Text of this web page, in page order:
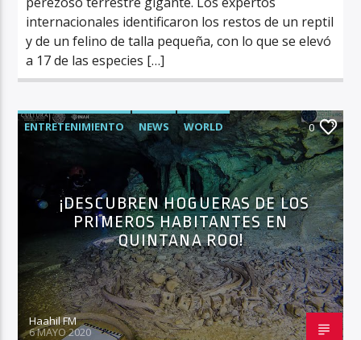
internacionales identificaron los restos de un reptil
y de un felino de talla pequeña, con lo que se elevó
a 17 de las especies […]
ENTRETENIMIENTO NEWS WORLD 0
¡DESCUBREN HOGUERAS DE LOS
PRIMEROS HABITANTES EN
QUINTANA ROO!
Haahil FM
6 MAYO 2020